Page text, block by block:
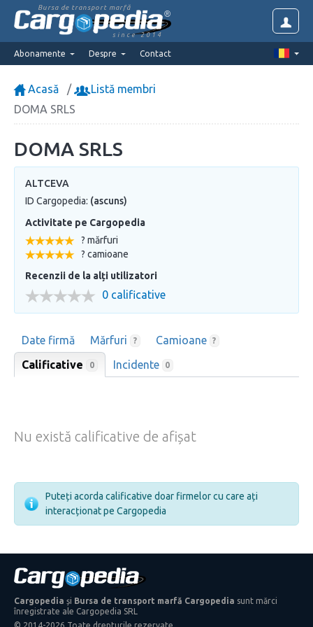
Bursa de transport marfă
since 2014
Abonamente Despre Contact
Acasă
Listă membri
DOMA SRLS
DOMA SRLS
ALTCEVA
ID Cargopedia: (ascuns)
Activitate pe Cargopedia
? mărfuri
? camioane
Recenzii de la alți utilizatori
0 calificative
Date firmă Mărfuri ? Camioane ?
Calificative 0 Incidente 0
Nu există calificative de afișat
Puteți acorda calificative doar firmelor cu care ați
interacționat pe Cargopedia
Cargopedia și Bursa de transport marfă Cargopedia sunt mărci
înregistrate ale Cargopedia SRL